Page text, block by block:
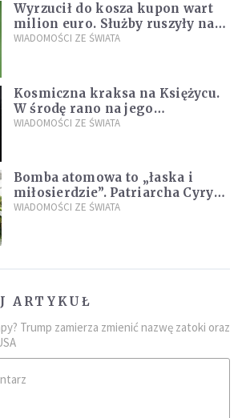
Wyrzucił do kosza kupon wart
milion euro. Służby ruszyły na
poszukiwania
WIADOMOŚCI ZE ŚWIATA
Kosmiczna kraksa na Księżycu.
W środę rano na jego
powierzchni dojdzie do
WIADOMOŚCI ZE ŚWIATA
Bomba atomowa to „łaska i
miłosierdzie”. Patriarcha Cyryl
wychwala Putina
WIADOMOŚCI ZE ŚWIATA
ARTYKUŁ
Trump zamierza zmienić nazwę zatoki oraz